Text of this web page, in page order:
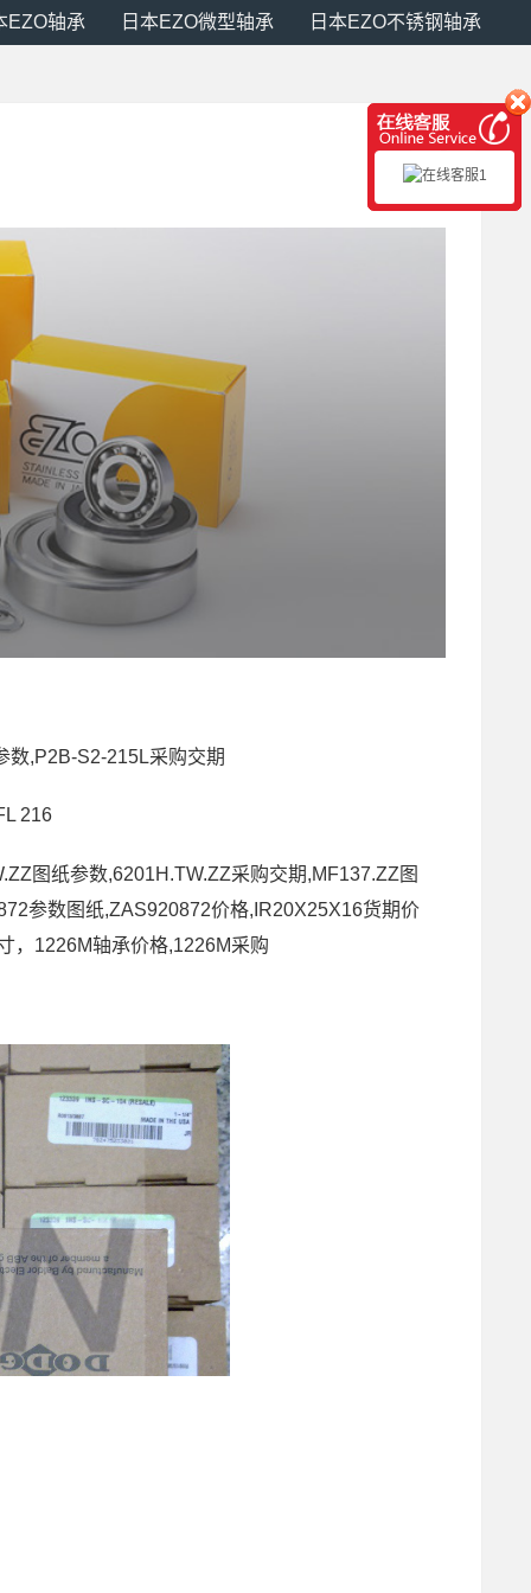
EZO轴承 日本EZO微型轴承 日本EZO不锈钢轴承
数,P2B-S2-215L采购交期
216
图纸参数,6201H.TW.ZZ采购交期,MF137.ZZ图
参数图纸,ZAS920872价格,IR20X25X16货期价
，1226M轴承价格,1226M采购